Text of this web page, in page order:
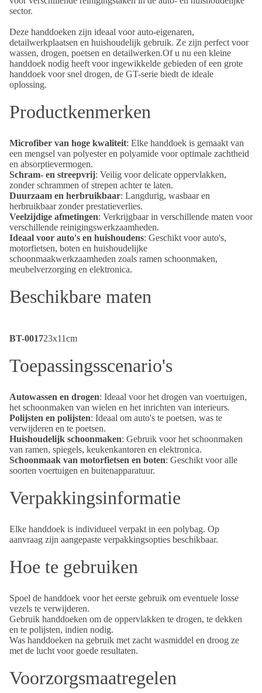
sector.
Deze handdoeken zijn ideaal voor auto-eigenaren,
detailwerkplaatsen en huishoudelijk gebruik. Ze zijn perfect voor
wassen, drogen, poetsen en detailwerken.Of u nu een kleine
handdoek nodig heeft voor ingewikkelde gebieden of een grote
handdoek voor snel drogen, de GT-serie biedt de ideale
oplossing.
Productkenmerken
Microfiber van hoge kwaliteit: Elke handdoek is gemaakt van
een mengsel van polyester en polyamide voor optimale zachtheid
en absorptievermogen.
Schram- en streepvrij: Veilig voor delicate oppervlakken,
zonder schrammen of strepen achter te laten.
Duurzaam en herbruikbaar: Langdurig, wasbaar en
herbruikbaar zonder prestatieverlies.
Veelzijdige afmetingen: Verkrijgbaar in verschillende maten voor
verschillende reinigingswerkzaamheden.
Ideaal voor auto's en huishoudens: Geschikt voor auto's,
motorfietsen, boten en huishoudelijke
schoonmaakwerkzaamheden zoals ramen schoonmaken,
meubelverzorging en elektronica.
Beschikbare maten
BT-001723x11cm
Toepassingsscenario's
Autowassen en drogen: Ideaal voor het drogen van voertuigen,
het schoonmaken van wielen en het inrichten van interieurs.
Polijsten en polijsten: Ideaal om auto's te poetsen, was te
verwijderen en te poetsen.
Huishoudelijk schoonmaken: Gebruik voor het schoonmaken
van ramen, spiegels, keukenkantoren en elektronica.
Schoonmaak van motorfietsen en boten: Geschikt voor alle
soorten voertuigen en buitenapparatuur.
Verpakkingsinformatie
Elke handdoek is individueel verpakt in een polybag. Op
aanvraag zijn aangepaste verpakkingsopties beschikbaar.
Hoe te gebruiken
Spoel de handdoek voor het eerste gebruik om eventuele losse
vezels te verwijderen.
Gebruik handdoeken om de oppervlakken te drogen, te dekken
en te polijsten, indien nodig.
Was handdoeken na gebruik met zacht wasmiddel en droog ze
met de lucht voor goede resultaten.
Voorzorgsmaatregelen